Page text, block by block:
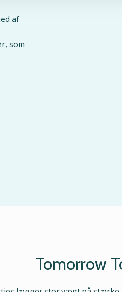
af
som
Tomorrow